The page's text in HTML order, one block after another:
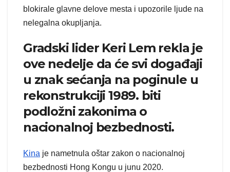
blokirale glavne delove mesta i upozorile ljude na
nelegalna okupljanja.
Gradski lider Keri Lem rekla je
ove nedelje da će svi događaji
u znak sećanja na poginule u
rekonstrukciji 1989. biti
podložni zakonima o
nacionalnoj bezbednosti.
Kina je nametnula oštar zakon o nacionalnoj
bezbednosti Hong Kongu u junu 2020.